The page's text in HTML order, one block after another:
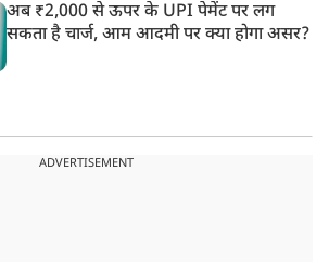
अब ₹2,000 से ऊपर के UPI पेमेंट पर लग
सकता है चार्ज, आम आदमी पर क्या होगा असर?
ADVERTISEMENT